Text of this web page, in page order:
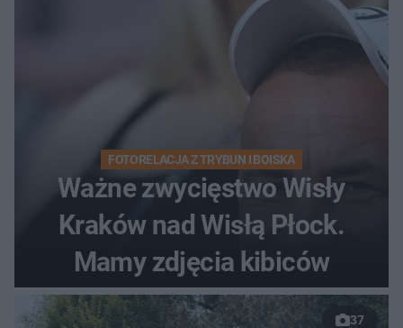
FOTORELACJA Z TRYBUN I BOISKA
Ważne zwycięstwo Wisły
Kraków nad Wisłą Płock.
Mamy zdjęcia kibiców
37